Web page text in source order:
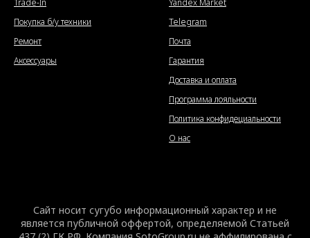
Trade-In
Покупка б/у техники
Ремонт
Аксессуары
Yandex Market
Telegram
Почта
Гарантия
Доставка и оплата
Программа лояльности
Политика конфидециальности
О нас
Сайт носит сугубо информационный характер и не
является публичной оффертой, определяемой Статьей